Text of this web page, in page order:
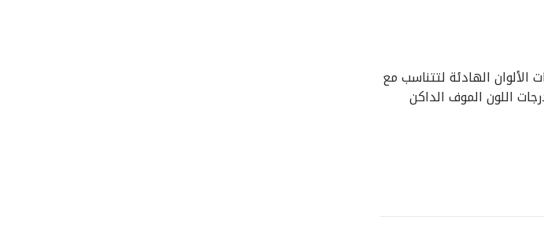
الألوان الهادئة لتتناسب مع
اللون الموف الداكن